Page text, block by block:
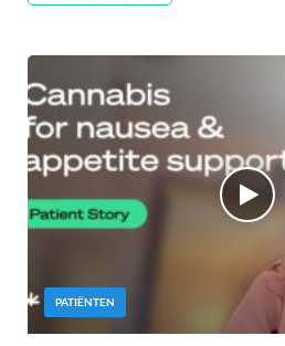
PATIËNTEN